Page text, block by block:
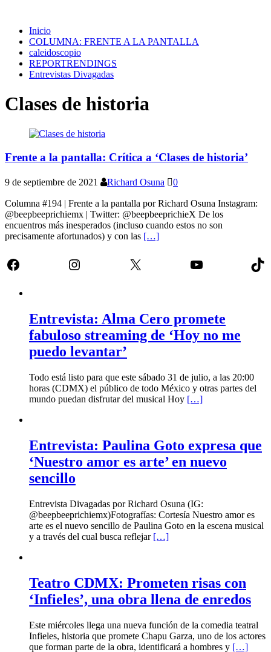
Inicio
COLUMNA: FRENTE A LA PANTALLA
caleidoscopio
REPORTRENDINGS
Entrevistas Divagadas
Clases de historia
Frente a la pantalla: Crítica a ‘Clases de historia’
9 de septiembre de 2021 Richard Osuna 0
Columna #194 | Frente a la pantalla por Richard Osuna Instagram:
@beepbeeprichiemx | Twitter: @beepbeeprichieX De los
encuentros más inesperados (incluso cuando estos no son
precisamente afortunados) y con las […]
Facebook Instagram X YouTube
Entrevista: Alma Cero promete
fabuloso streaming de ‘Hoy no me
puedo levantar’
Todo está listo para que este sábado 31 de julio, a las 20:00
horas (CDMX) el público de todo México y otras partes del
mundo puedan disfrutar del musical Hoy […]
Entrevista: Paulina Goto expresa que
‘Nuestro amor es arte’ en nuevo
sencillo
Entrevista Divagadas por Richard Osuna (IG:
@beepbeeprichiemx)Fotografías: Cortesía Nuestro amor es
arte es el nuevo sencillo de Paulina Goto en la escena musical
y a través del cual busca reflejar […]
Teatro CDMX: Prometen risas con
‘Infieles’, una obra llena de enredos
Este miércoles llega una nueva función de la comedia teatral
Infieles, historia que promete Chapu Garza, uno de los actores
que forman parte de la obra, identificará a hombres y […]